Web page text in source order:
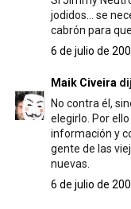
jodidos... se
cabrón para
6 de julio de
Maik Civeira
No contra él,
elegirlo. Por
información y
gente de las
nuevas.
6 de julio de